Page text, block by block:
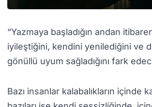
“Yazmaya başladığın andan
iyileştiğini, kendini yenilediğini ve
gönüllü uyum sağladığını fark
Bazı insanlar kalabalıkların içinde